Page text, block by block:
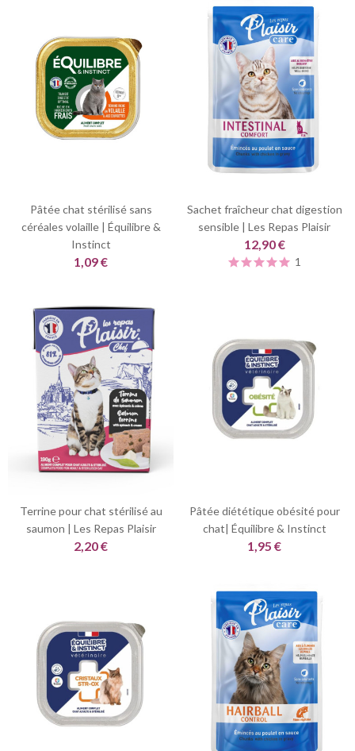
Pâtée chat stérilisé sans
céréales volaille | Équilibre &
Instinct
1,09 €
Sachet fraîcheur chat digestion
sensible | Les Repas Plaisir
12,90 €
1
Terrine pour chat stérilisé au
saumon | Les Repas Plaisir
2,20 €
Pâtée diététique obésité pour
chat| Équilibre & Instinct
1,95 €